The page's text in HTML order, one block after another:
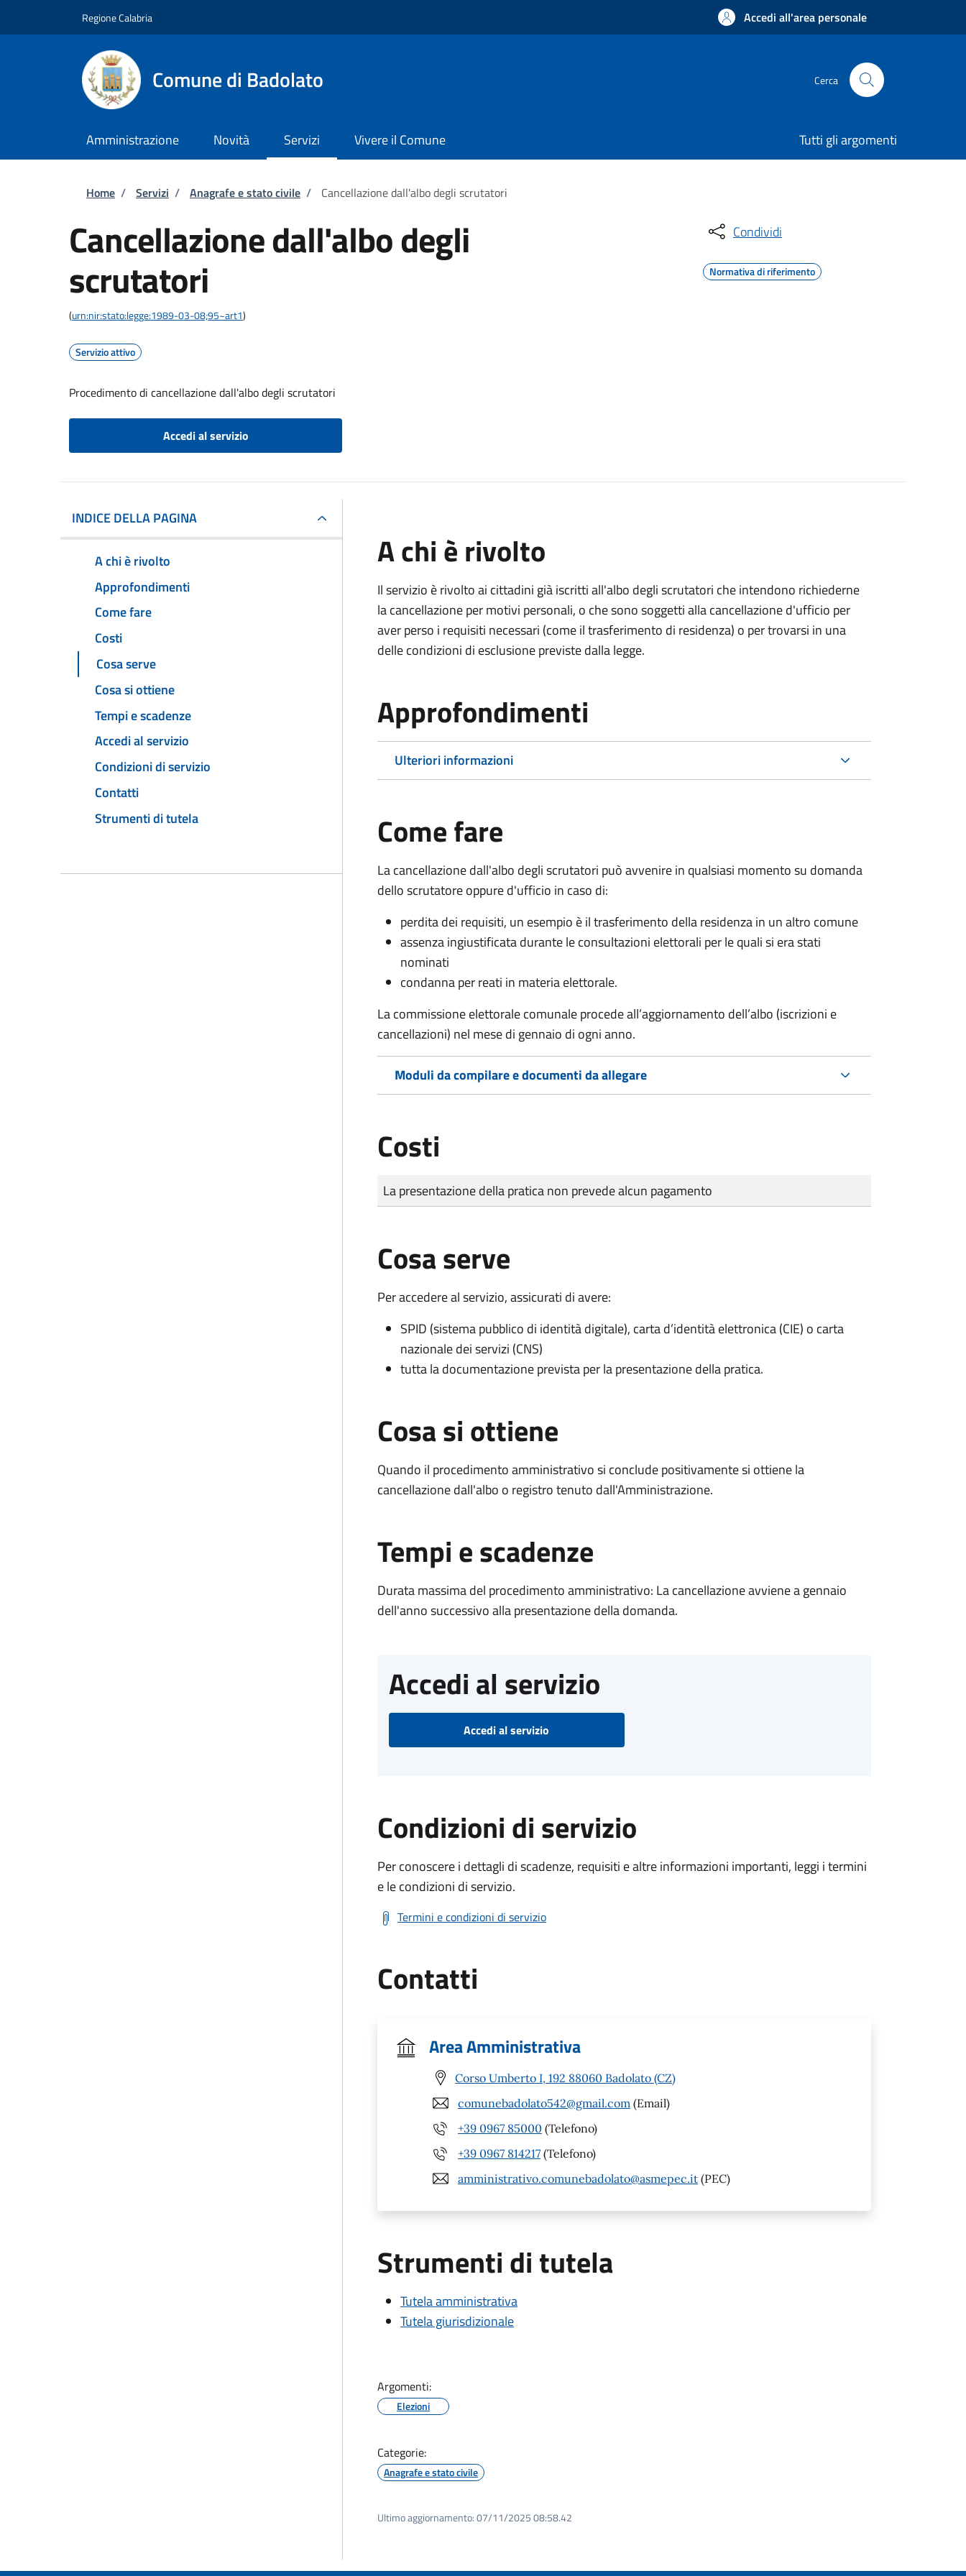
Regione Calabria Accedi all'area personale
Comune di Badolato Cerca
Amministrazione Novità Servizi Vivere il Comune Tutti gli argomenti
Briciole di pane
Home / Servizi / Anagrafe e stato civile / Cancellazione dall'albo degli scrutatori
Cancellazione dall'albo degli
scrutatori
(urn:nir:stato:legge:1989-03-08;95~art1)
Servizio attivo
Procedimento di cancellazione dall'albo degli scrutatori
Accedi al servizio
Condividi
Normativa di riferimento
INDICE DELLA PAGINA
A chi è rivolto
Approfondimenti
Come fare
Costi
Cosa serve
Cosa si ottiene
Tempi e scadenze
Accedi al servizio
Condizioni di servizio
Contatti
Strumenti di tutela
A chi è rivolto
Il servizio è rivolto ai cittadini già iscritti all'albo degli scrutatori che intendono richiederne
la cancellazione per motivi personali, o che sono soggetti alla cancellazione d'ufficio per
aver perso i requisiti necessari (come il trasferimento di residenza) o per trovarsi in una
delle condizioni di esclusione previste dalla legge.
Approfondimenti
Ulteriori informazioni
Come fare
La cancellazione dall'albo degli scrutatori può avvenire in qualsiasi momento su domanda
dello scrutatore oppure d'ufficio in caso di:
perdita dei requisiti, un esempio è il trasferimento della residenza in un altro comune
assenza ingiustificata durante le consultazioni elettorali per le quali si era stati
nominati
condanna per reati in materia elettorale.
La commissione elettorale comunale procede all’aggiornamento dell’albo (iscrizioni e
cancellazioni) nel mese di gennaio di ogni anno.
Moduli da compilare e documenti da allegare
Costi
Tipo di pagamento
Importo
La presentazione della pratica non prevede alcun pagamento
Cosa serve
Per accedere al servizio, assicurati di avere:
SPID (sistema pubblico di identità digitale), carta d’identità elettronica (CIE) o carta
nazionale dei servizi (CNS)
tutta la documentazione prevista per la presentazione della pratica.
Cosa si ottiene
Quando il procedimento amministrativo si conclude positivamente si ottiene la
cancellazione dall'albo o registro tenuto dall'Amministrazione.
Tempi e scadenze
Durata massima del procedimento amministrativo: La cancellazione avviene a gennaio
dell'anno successivo alla presentazione della domanda.
Accedi al servizio
Accedi al servizio
Condizioni di servizio
Per conoscere i dettagli di scadenze, requisiti e altre informazioni importanti, leggi i termini
e le condizioni di servizio.
Termini e condizioni di servizio
Contatti
Area Amministrativa
Corso Umberto I, 192 88060 Badolato (CZ)
comunebadolato542@gmail.com (Email)
+39 0967 85000 (Telefono)
+39 0967 814217 (Telefono)
amministrativo.comunebadolato@asmepec.it (PEC)
Strumenti di tutela
Tutela amministrativa
Tutela giurisdizionale
Argomenti:
Elezioni
Categorie:
Anagrafe e stato civile
Ultimo aggiornamento:07/11/2025 08:58.42